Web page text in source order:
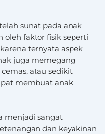
sunat pada anak
oleh faktor fisik seperti
ternyata aspek
juga memegang
atau sedikit
membuat anak
menjadi sangat
dan keyakinan